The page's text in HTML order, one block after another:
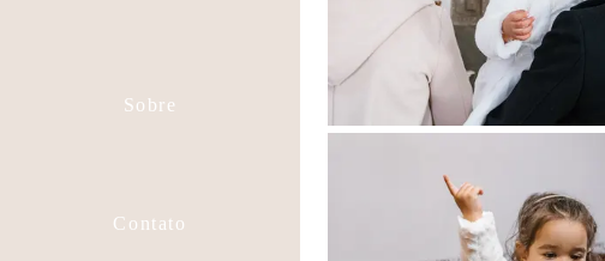
Sobre
Contato